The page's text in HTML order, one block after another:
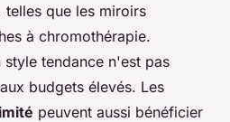
que les miroirs
à chromothérapie.
tendance n'est pas
budgets élevés. Les
peuvent aussi bénéficier